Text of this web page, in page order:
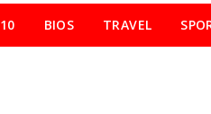
BIOS TRAVEL